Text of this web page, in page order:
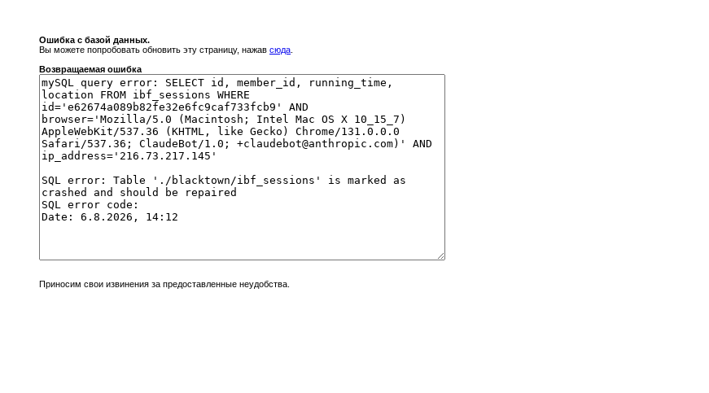
Ошибка с базой данных.
Вы можете попробовать обновить эту страницу, нажав сюда
Возвращаемая ошибка
Приносим свои извинения за предоставленные неудобства.